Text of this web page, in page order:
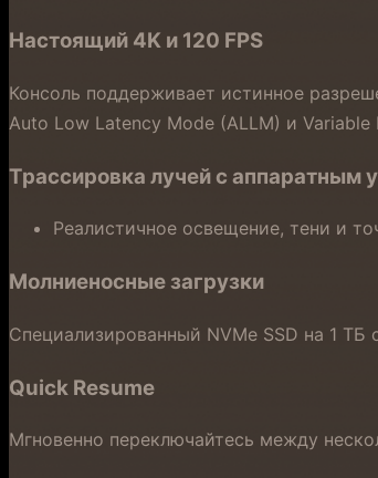
Настоящий 4K и 120 FPS
Консоль поддерживает истинное
Auto Low Latency Mode (ALLM) и Variable
Трассировка лучей с аппаратным
Реалистичное освещение, тени и
Молниеносные загрузки
Специализированный NVMe SSD на 1
Quick Resume
Мгновенно переключайтесь между